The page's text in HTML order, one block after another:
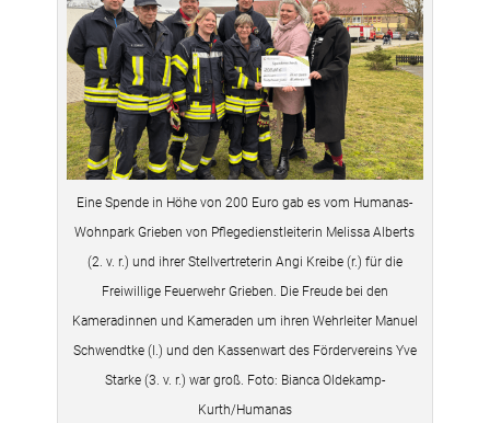
Eine Spende in Höhe von 200 Euro gab es vom Humanas-
Wohnpark Grieben von Pflegedienstleiterin Melissa Alberts
(2. v. r.) und ihrer Stellvertreterin Angi Kreibe (r.) für die
Freiwillige Feuerwehr Grieben. Die Freude bei den
Kameradinnen und Kameraden um ihren Wehrleiter Manuel
Schwendtke (l.) und den Kassenwart des Fördervereins Yve
Starke (3. v. r.) war groß. Foto: Bianca Oldekamp-
Kurth/Humanas